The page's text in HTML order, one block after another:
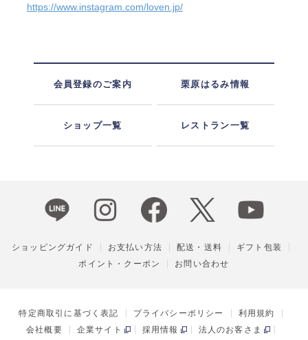
https://www.instagram.com/loven.jp/
会員登録のご案内 栗原はるみ情報
ショップ一覧 レストラン一覧
ショッピングガイド お支払い方法 配送・送料
ギフト包装
ポイント・クーポン
お問い合わせ
特定商取引に基づく表記 プライバシーポリシー
利用規約
会社概要
企業サイト 採用情報 法人のお客さま